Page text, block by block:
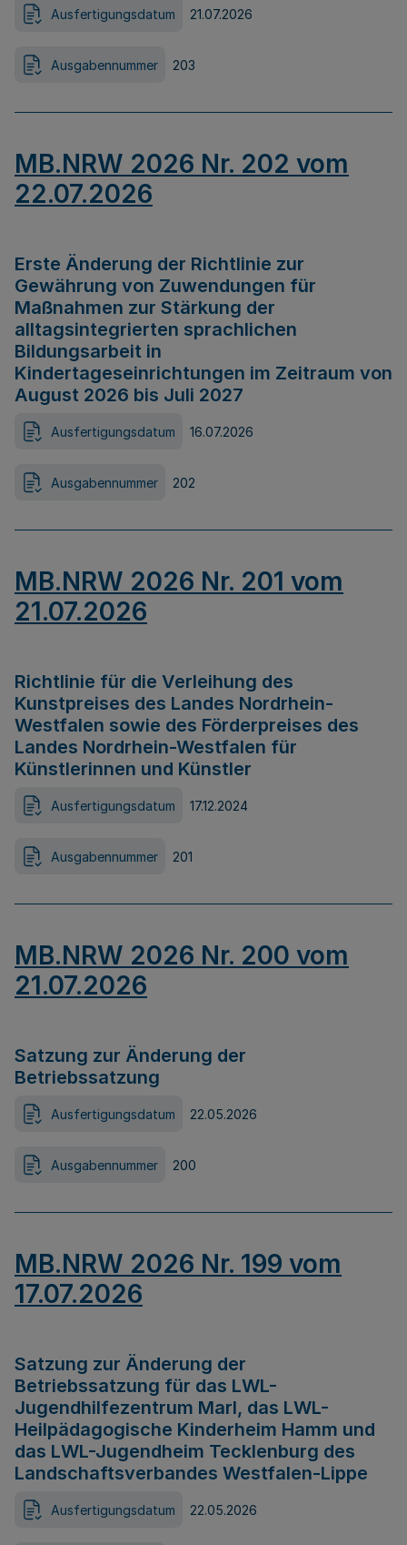
Ausfertigungsdatum 21.07.2026
Ausgabennummer 203
MB.NRW 2026 Nr. 202 vom
22.07.2026
Erste Änderung der Richtlinie zur
Gewährung von Zuwendungen für
Maßnahmen zur Stärkung der
alltagsintegrierten sprachlichen
Bildungsarbeit in
Kindertageseinrichtungen im Zeitraum von
August 2026 bis Juli 2027
Ausfertigungsdatum 16.07.2026
Ausgabennummer 202
MB.NRW 2026 Nr. 201 vom
21.07.2026
Richtlinie für die Verleihung des
Kunstpreises des Landes Nordrhein-
Westfalen sowie des Förderpreises des
Landes Nordrhein-Westfalen für
Künstlerinnen und Künstler
Ausfertigungsdatum 17.12.2024
Ausgabennummer 201
MB.NRW 2026 Nr. 200 vom
21.07.2026
Satzung zur Änderung der
Betriebssatzung
Ausfertigungsdatum 22.05.2026
Ausgabennummer 200
MB.NRW 2026 Nr. 199 vom
17.07.2026
Satzung zur Änderung der
Betriebssatzung für das LWL-
Jugendhilfezentrum Marl, das LWL-
Heilpädagogische Kinderheim Hamm und
das LWL-Jugendheim Tecklenburg des
Landschaftsverbandes Westfalen-Lippe
Ausfertigungsdatum 22.05.2026